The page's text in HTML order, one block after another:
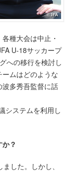
種大会は中止・
U-18サッカープ
への移行を検討し
ムはどのような
多秀吾監督に話
システムを利用し
？
した。しかし、